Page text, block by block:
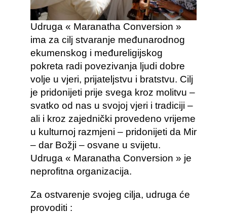
Udruga « Maranatha Conversion »
ima za cilj stvaranje međunarodnog
ekumenskog i međureligijskog
pokreta radi povezivanja ljudi dobre
volje u vjeri, prijateljstvu i bratstvu. Cilj
je pridonijeti prije svega kroz molitvu –
svatko od nas u svojoj vjeri i tradiciji –
ali i kroz zajednički provedeno vrijeme
u kulturnoj razmjeni – pridonijeti da Mir
– dar Božji – osvane u svijetu.
Udruga « Maranatha Conversion » je
neprofitna organizacija.
Za ostvarenje svojeg cilja, udruga će
provoditi :